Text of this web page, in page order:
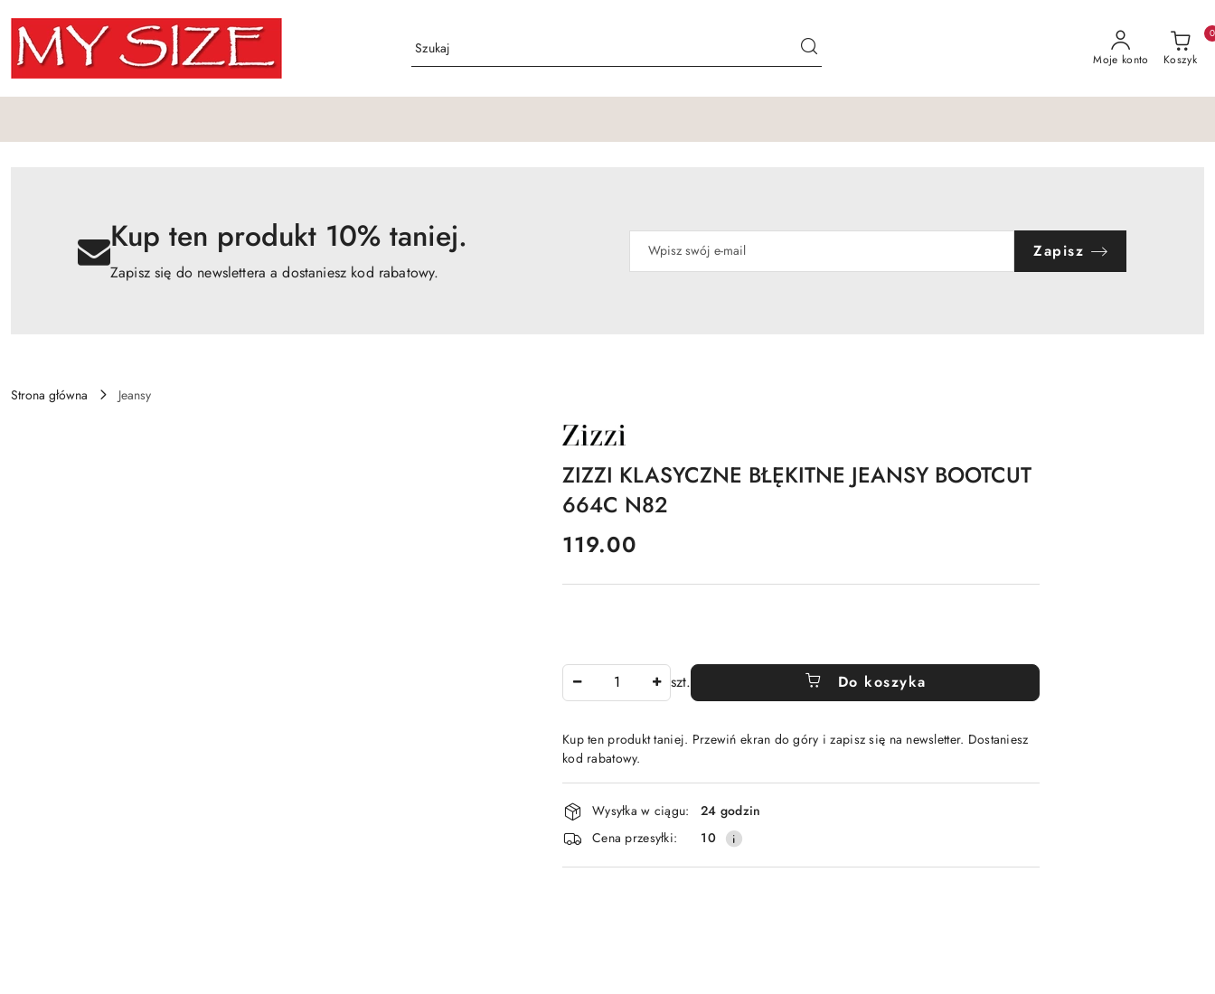
Przejdź do treści głównej
Przejdź do wyszukiwarki
Przejdź do moje konto
Przejdź do menu głównego
Przejdź do opisu produktu
Przejdź do stopki
Moje konto Koszyk
0
Kup ten produkt 10% taniej.
Zapisz się do newslettera a dostaniesz kod rabatowy.
Zapisz
Strona główna
Jeansy
NAZWA
PRODUCENTA:
ZIZZI KLASYCZNE BŁĘKITNE JEANSY BOOTCUT
664C N82
cena:
119.00
szt. Do koszyka
Kup ten produkt taniej. Przewiń ekran do góry i zapisz się na newsletter. Dostaniesz
kod rabatowy.
Dostępność
i
dostawa
Wysyłka w ciągu:
24 godzin
Cena przesyłki:
10